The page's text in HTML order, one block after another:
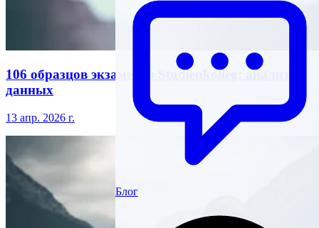
Блог
106 образцов экзаменов Studienkolleg: анализ
данных
13 апр. 2026 г.